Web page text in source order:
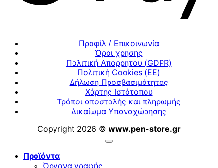
Προφίλ / Επικοινωνία
Όροι χρήσης
Πολιτική Απορρήτου (GDPR)
Πολιτική Cookies (ΕΕ)
Δήλωση Προσβασιμότητας
Χάρτης Ιστότοπου
Τρόποι αποστολής και πληρωμής
Δικαίωμα Υπαναχώρησης
Copyright 2026 © www.pen-store.gr
Προϊόντα
Όργανα γραφής